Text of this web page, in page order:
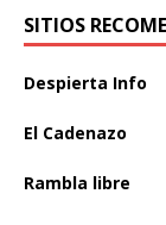
SITIOS
Despierta Info
El Cadenazo
Rambla libre